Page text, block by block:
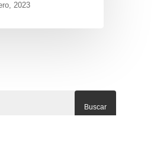
2023